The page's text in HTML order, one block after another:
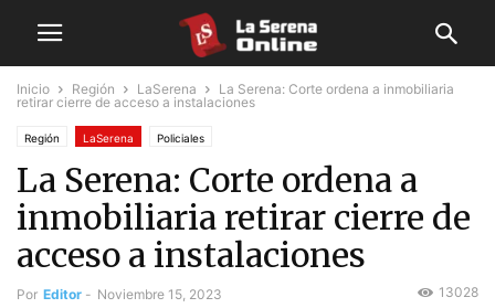
Inicio Región LaSerena
La Serena: Corte ordena a inmobiliaria
retirar cierre de acceso a instalaciones
Región LaSerena Policiales
La Serena: Corte ordena a
inmobiliaria retirar cierre de
acceso a instalaciones
Por Editor - Noviembre 15, 2023 13028